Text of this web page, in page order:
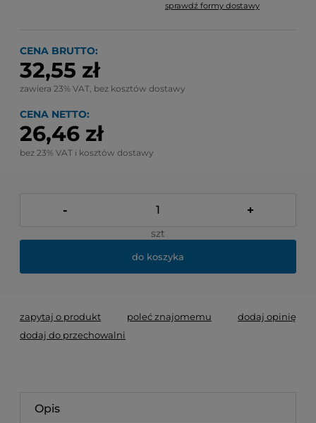
Cena nie zawiera ewentualnych kosztów płatności
sprawdź formy dostawy
CENA BRUTTO:
32,55 zł
zawiera 23% VAT, bez kosztów dostawy
CENA NETTO:
26,46 zł
bez 23% VAT i kosztów dostawy
- +
szt
do koszyka
zapytaj o produkt poleć znajomemu
dodaj opinię
dodaj do przechowalni
Opis